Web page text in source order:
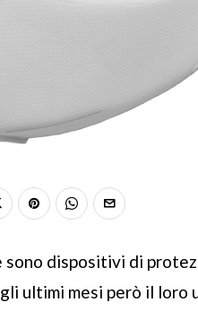
sono dispositivi di
ultimi mesi però il loro